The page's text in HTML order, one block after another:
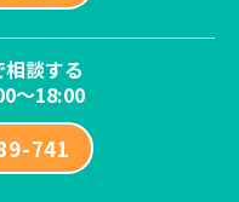
談する
～18:00
741